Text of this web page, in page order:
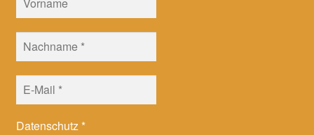
Datenschutz*